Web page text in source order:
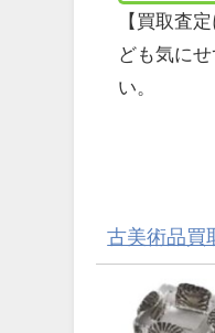
【買取査
ども気に
い。
古美術品買